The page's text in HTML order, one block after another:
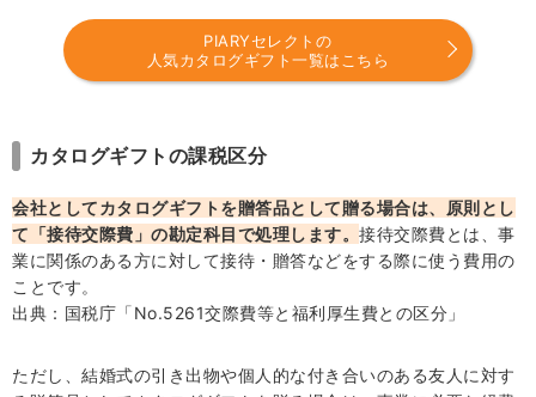
PIARYセレクトの
人気カタログギフト一覧はこちら
カタログギフトの課税区分
会社としてカタログギフトを贈答品として贈る場合は、原則とし
て「接待交際費」の勘定科目で処理します。 接待交際費とは、事
業に関係のある方に対して接待・贈答などをする際に使う費用の
ことです。
出典： 国税庁「No.5261交際費等と福利厚生費との区分」
ただし、結婚式の引き出物や個人的な付き合いのある友人に対す